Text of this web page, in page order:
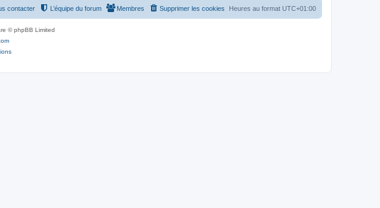
Heures au format UTC+01:00
Supprimer les cookies
Membres
L’équipe du forum
contacter
© phpBB Limited